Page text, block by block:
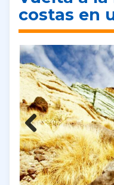
costas en
Previous